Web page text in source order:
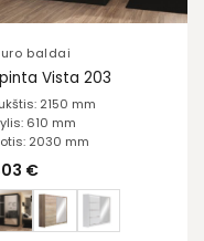
baldai
Vista 203
2150 mm
610 mm
2030 mm
€